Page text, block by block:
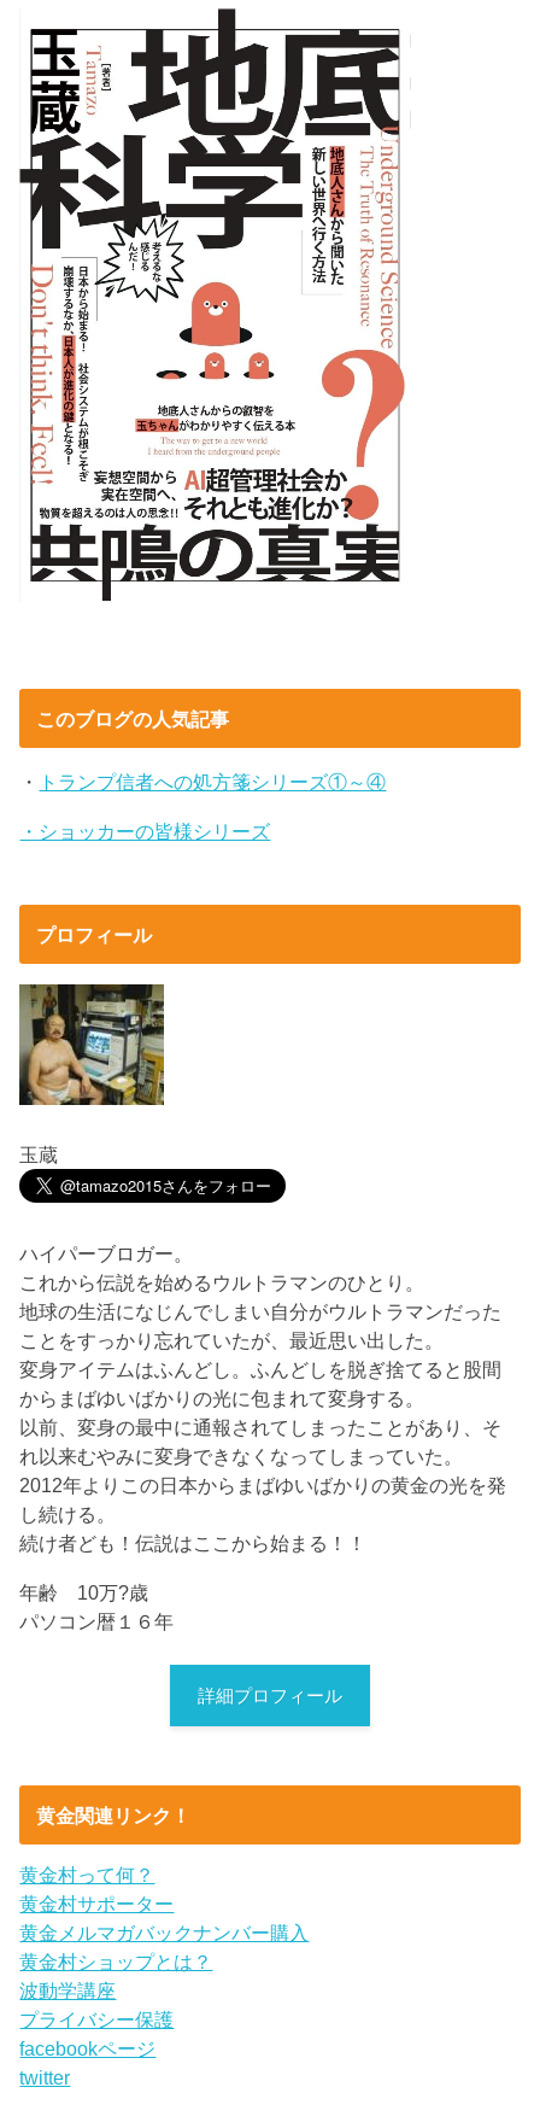
このブログの人気記事
・ トランプ信者への処方箋シリーズ①～④
・ショッカーの皆様シリーズ
プロフィール
玉蔵
ハイパーブロガー。
これから伝説を始めるウルトラマンのひとり。
地球の生活になじんでしまい自分がウルトラマンだった
ことをすっかり忘れていたが、最近思い出した。
変身アイテムはふんどし。ふんどしを脱ぎ捨てると股間
からまばゆいばかりの光に包まれて変身する。
以前、変身の最中に通報されてしまったことがあり、そ
れ以来むやみに変身できなくなってしまっていた。
2012年よりこの日本からまばゆいばかりの黄金の光を発
し続ける。
続け者ども！伝説はここから始まる！！
年齢 10万?歳
パソコン暦１６年
詳細プロフィール
黄金関連リンク！
黄金村って何？
黄金村サポーター
黄金メルマガバックナンバー購入
黄金村ショップとは？
波動学講座
プライバシー保護
facebookページ
twitter